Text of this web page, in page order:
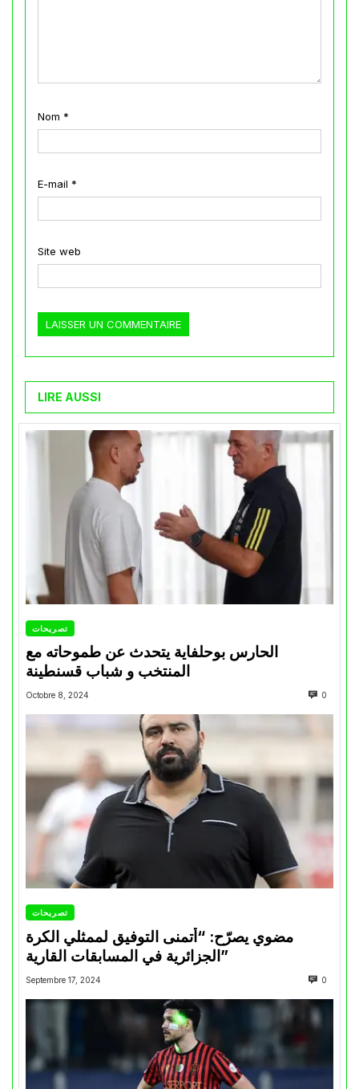
Nom *
E-mail *
Site web
LIRE AUSSI
تصريحات
الحارس بوحلفاية يتحدث عن طموحاته مع
المنتخب و شباب قسنطينة
Octobre 8, 2024 0
تصريحات
مضوي يصرّح: “أتمنى التوفيق لممثلي الكرة
الجزائرية في المسابقات القارية”
Septembre 17, 2024 0